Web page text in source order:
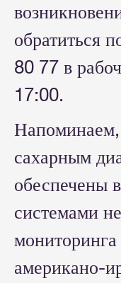
обратиться
80 77 в
17:00.
Напоминаем,
сахарным
обеспечены
системами
американо-